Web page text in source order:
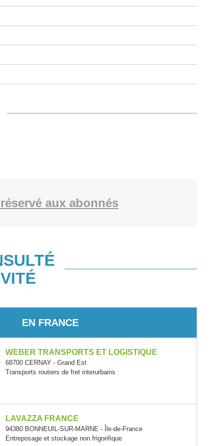
aux abonnés
EN FRANCE
WEBER TRANSPORTS ET LOGISTIQUE
68700 CERNAY - Grand Est
Transports routiers de fret interurbains
LAVAZZA FRANCE
94380 BONNEUIL-SUR-MARNE - Île-de-France
Entreposage et stockage non frigorifique